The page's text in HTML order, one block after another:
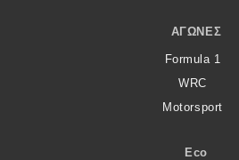
ΑΓΏΝΕΣ
Formula 1
WRC
Motorsport
Eco